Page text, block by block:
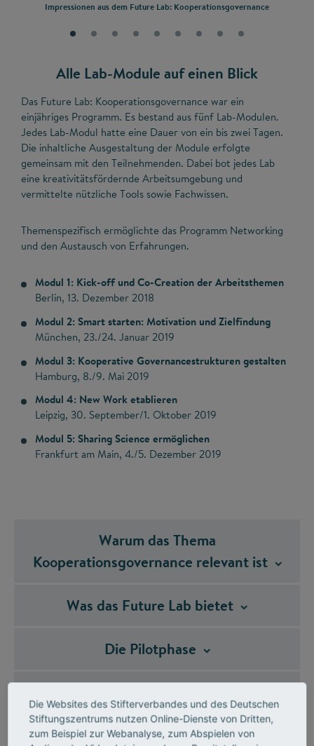
Impressionen aus dem Future Lab: Kooperationsgovernance
Alle Lab-Module auf einen Blick
Das Future Lab: Kooperationsgovernance war ein
einjähriges Programm. Es bestand aus fünf Lab-Modulen.
Jedes Lab-Modul hatte eine Dauer von ein bis zwei Tagen.
Die inhaltliche Ausgestaltung der Module erfolgte
gemeinsam mit den Teilnehmenden. Dabei bot jedes Lab
eine kreativitätsfördernde Arbeitsumgebung und
vermittelte nützliche Tools sowie Fachwissen.
Themenspezifisch ermöglichte das Programm Networking
und den Austausch von Erfahrungen.
Modul 1: Kick-off und Co-Creation der Arbeitsthemen
Berlin, 13. Dezember 2018
Modul 2: Smart starten: Motivation und Zielfindung
München, 23./24. Januar 2019
Modul 3: Kooperative Governancestrukturen gestalten
Hamburg, 8./9. Mai 2019
Modul 4: New Work etablieren
Leipzig, 30. September/1. Oktober 2019
Modul 5: Sharing Science ermöglichen
Frankfurt am Main, 4./5. Dezember 2019
Warum das Thema
Kooperationsgovernance relevant ist
Was das Future Lab bietet
Die Pilotphase
Das Future Lab als Teil eines BMBF-
Die Websites des Stifterverbandes und des Deutschen
Stiftungszentrums nutzen Online-Dienste von Dritten,
zum Beispiel zur Webanalyse, zum Abspielen von